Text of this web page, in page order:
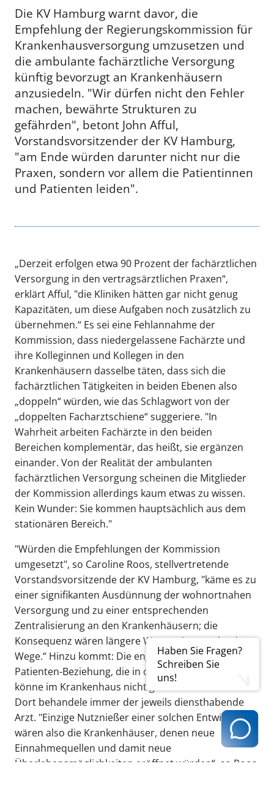
Haben Sie Fragen?
Schreiben Sie
uns!
Die KV Hamburg warnt davor, die
Empfehlung der Regierungskommission für
Krankenhausversorgung umzusetzen und
die ambulante fachärztliche Versorgung
künftig bevorzugt an Krankenhäusern
anzusiedeln. "Wir dürfen nicht den Fehler
machen, bewährte Strukturen zu
gefährden", betont John Afful,
Vorstandsvorsitzender der KV Hamburg,
"am Ende würden darunter nicht nur die
Praxen, sondern vor allem die Patientinnen
und Patienten leiden".
„Derzeit erfolgen etwa 90 Prozent der fachärztlichen
Versorgung in den vertragsärztlichen Praxen“,
erklärt Afful, "die Kliniken hätten gar nicht genug
Kapazitäten, um diese Aufgaben noch zusätzlich zu
übernehmen.“ Es sei eine Fehlannahme der
Kommission, dass niedergelassene Fachärzte und
ihre Kolleginnen und Kollegen in den
Krankenhäusern dasselbe täten, dass sich die
fachärztlichen Tätigkeiten in beiden Ebenen also
„doppeln“ würden, wie das Schlagwort von der
„doppelten Facharztschiene“ suggeriere. "In
Wahrheit arbeiten Fachärzte in den beiden
Bereichen komplementär, das heißt, sie ergänzen
einander. Von der Realität der ambulanten
fachärztlichen Versorgung scheinen die Mitglieder
der Kommission allerdings kaum etwas zu wissen.
Kein Wunder: Sie kommen hauptsächlich aus dem
stationären Bereich."
"Würden die Empfehlungen der Kommission
umgesetzt", so Caroline Roos, stellvertretende
Vorstandsvorsitzende der KV Hamburg, "käme es zu
einer signifikanten Ausdünnung der wohnortnahen
Versorgung und zu einer entsprechenden
Zentralisierung an den Krankenhäusern; die
Konsequenz wären längere Wartezeiten und weitere
Wege.“ Hinzu kommt: Die enge persönliche Arzt-
Patienten-Beziehung, die in den Praxen möglich ist,
könne im Krankenhaus nicht gewährleistet werden.
Dort behandele immer der jeweils diensthabende
Arzt. "Einzige Nutznießer einer solchen Entwicklung
wären also die Krankenhäuser, denen neue
Einnahmequellen und damit neue
Überlebensmöglichkeiten eröffnet würden“, so Roos.